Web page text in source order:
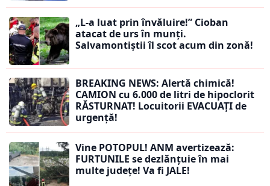
„L-a luat prin învăluire!” Cioban
atacat de urs în munți.
Salvamontiștii îl scot acum din zonă!
BREAKING NEWS: Alertă chimică!
CAMION cu 6.000 de litri de hipoclorit
RĂSTURNAT! Locuitorii EVACUAȚI de
urgență!
Vine POTOPUL! ANM avertizează:
FURTUNILE se dezlănțuie în mai
multe județe! Va fi JALE!